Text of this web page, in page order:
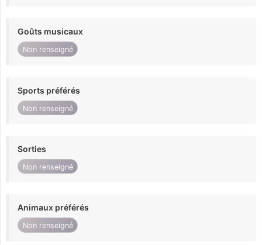
Goûts musicaux
Non renseigné
Sports préférés
Non renseigné
Sorties
Non renseigné
Animaux préférés
Non renseigné